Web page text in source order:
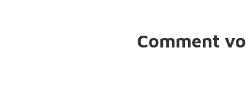
Comment